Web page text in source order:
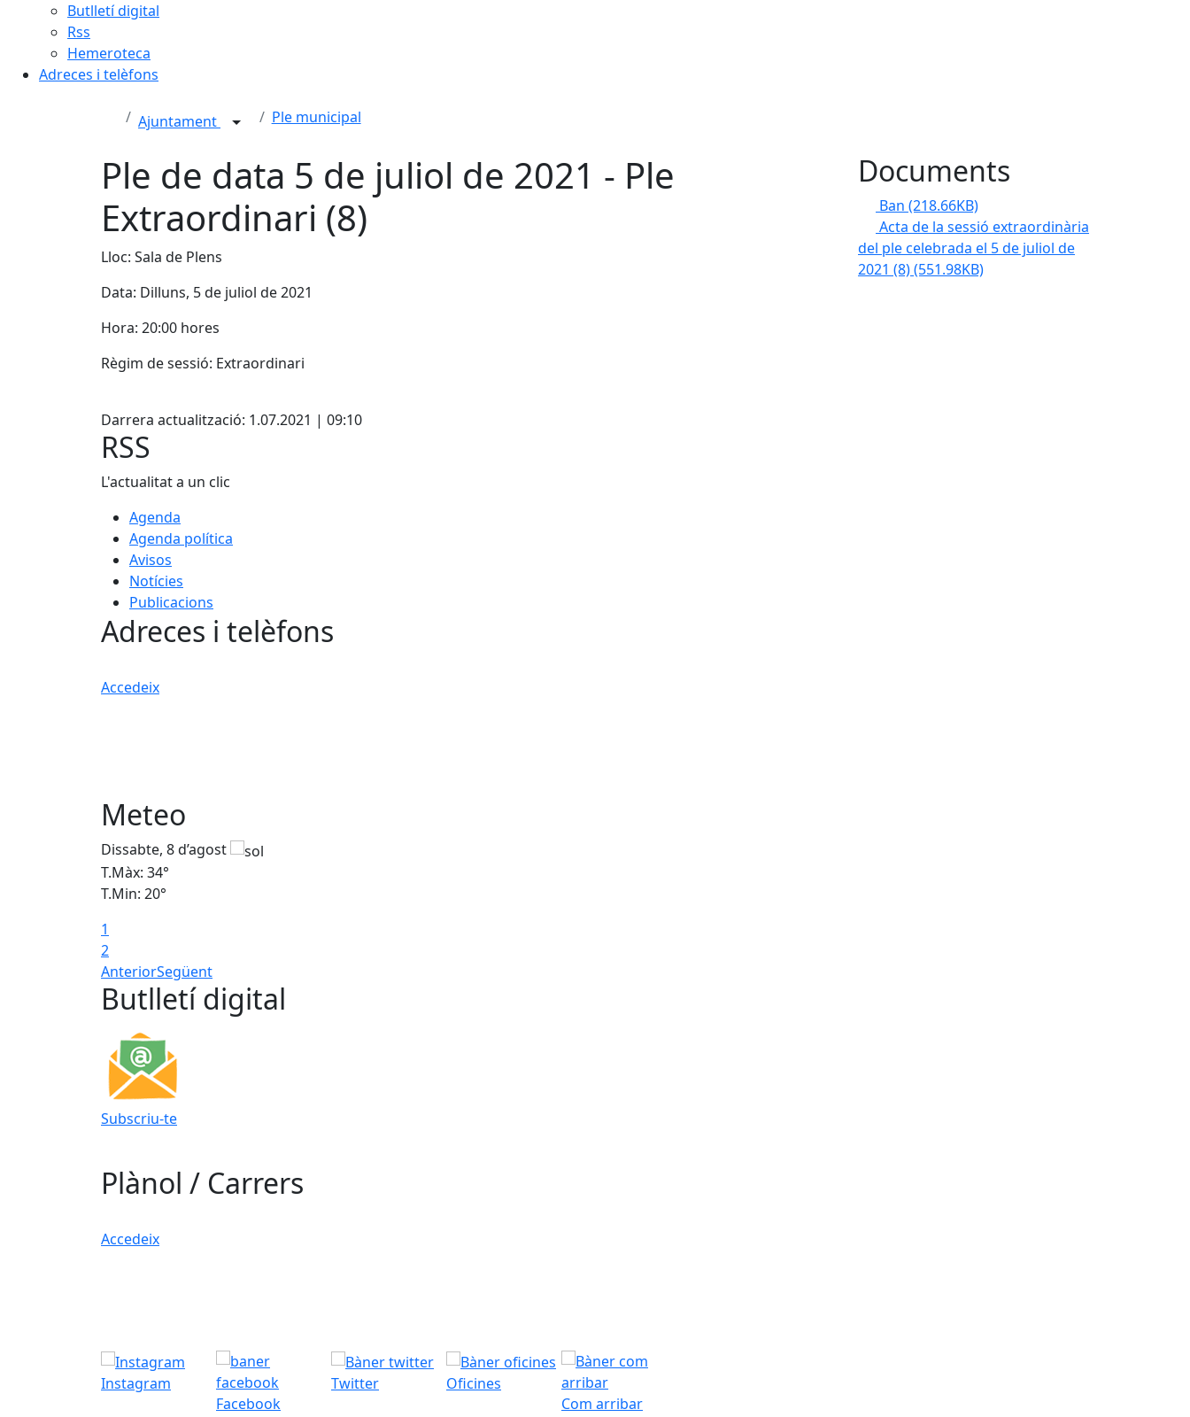
Butlletí digital
Rss
Hemeroteca
Adreces i telèfons
Ajuntament Ple municipal
Ple de data 5 de juliol de 2021 - Ple
Extraordinari (8)
Lloc: Sala de Plens
Data: Dilluns, 5 de juliol de 2021
Hora: 20:00 hores
Règim de sessió: Extraordinari
Darrera actualització: 1.07.2021 | 09:10
Documents
Ban (218.66KB)
Acta de la sessió extraordinària
del ple celebrada el 5 de juliol de
2021 (8)(551.98KB)
RSS
L'actualitat a un clic
Agenda
Agenda política
Avisos
Notícies
Publicacions
Adreces i telèfons
Accedeix
Meteo
Dissabte, 8 d’agost
T.Màx: 34°
T.Min: 20°
1
2
AnteriorSegüent
Butlletí digital
Subscriu-te
Plànol / Carrers
Accedeix
Instagram
Facebook
Twitter
Oficines
Com arribar